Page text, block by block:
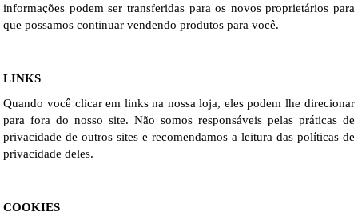
informações podem ser transferidas para os novos proprietários para
que possamos continuar vendendo produtos para você.
LINKS
Quando você clicar em links na nossa loja, eles podem lhe direcionar
para fora do nosso site. Não somos responsáveis pelas práticas de
privacidade de outros sites e recomendamos a leitura das políticas de
privacidade deles.
COOKIES